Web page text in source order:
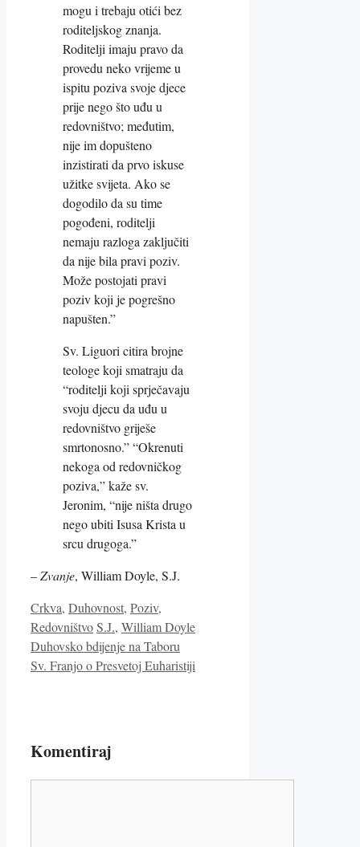
mogu i trebaju otići bez
roditeljskog znanja.
Roditelji imaju pravo da
provedu neko vrijeme u
ispitu poziva svoje djece
prije nego što uđu u
redovništvo; međutim,
nije im dopušteno
inzistirati da prvo iskuse
užitke svijeta. Ako se
dogodilo da su time
pogođeni, roditelji
nemaju razloga zaključiti
da nije bila pravi poziv.
Može postojati pravi
poziv koji je pogrešno
napušten.”
Sv. Liguori citira brojne
teologe koji smatraju da
“roditelji koji sprječavaju
svoju djecu da uđu u
redovništvo griješe
smrtonosno.” “Okrenuti
nekoga od redovničkog
poziva,” kaže sv.
Jeronim, “nije ništa drugo
nego ubiti Isusa Krista u
srcu drugoga.”
–Zvanje, William Doyle, S.J.
Kategorije
Crkva, Duhovnost, Poziv,
RedovništvoOznake
S.J., William Doyle
Duhovsko bdijenje na Taboru
Sv. Franjo o Presvetoj Euharistiji
Komentiraj